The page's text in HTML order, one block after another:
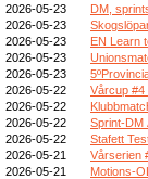
2026-05-23
DM,
2026-05-23
2026-05-23
EN Learn
2026-05-23
2026-05-23
2026-05-22
Vårcup #4
2026-05-22
2026-05-22
Sprint-DM
2026-05-22
Stafett
2026-05-21
Vårserien
2026-05-21
Motions-